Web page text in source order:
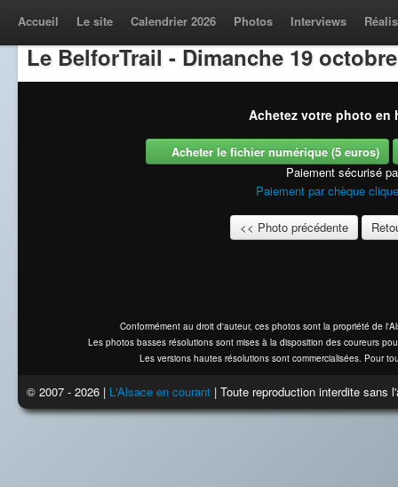
Accueil Le site Calendrier 2026 Photos Interviews
Le BelforTrail - Dimanche 19
Achetez votre photo en
Acheter le fichier numérique (5 euros)
Paiement sécurisé
Paiement par chèque
<< Photo précédente
Conformément au droit d'auteur, ces photos sont la propriété de
Les photos basses résolutions sont mises à la disposition des coureurs
Les versions hautes résolutions sont commercialisées. Pour
© 2007 - 2026 | L'Alsace en courant | Toute reproduction interdite sans